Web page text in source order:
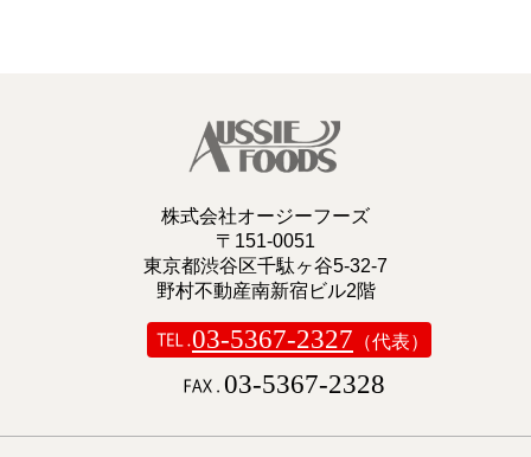
株式会社オージーフーズ
〒151-0051
東京都渋谷区千駄ヶ谷5-32-7
野村不動産南新宿ビル2階
03-5367-2327 （代表）
03-5367-2328